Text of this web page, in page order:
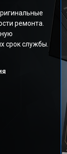
ремонта.
срок службы.